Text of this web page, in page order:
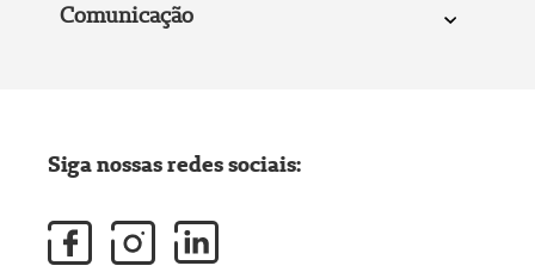
Comunicação
Siga nossas redes sociais: